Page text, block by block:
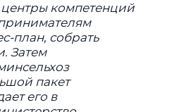
компетенций
план, собрать
Затем
пакет
его в